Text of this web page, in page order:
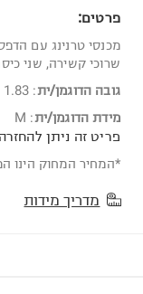
פרטים:
מכנסי טרנינג עם
שרוכי קשירה, שני
גובה הדוגמן/ית:
1.83
מידת הדוגמן/ית:
M
פריט זה ניתן
*המחיר המחוק הינו
מדריך מידות